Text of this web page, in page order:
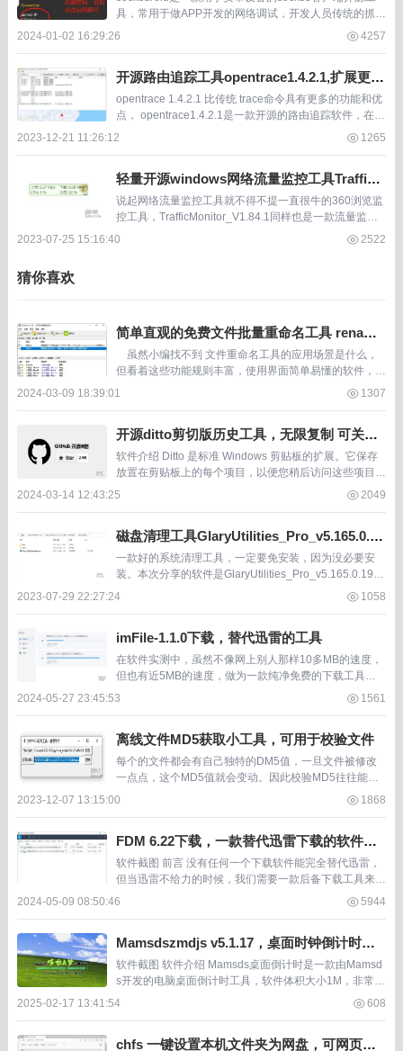
具，常用于做APP开发的网络调试，开发人员传统的抓包
软件在新版安卓已经失效， socksdroid 目前在github上
2024-01-02 16:29:26 4257
开源路由追踪工具opentrace1.4.2.1,扩展更多
有用功能的trace
opentrace 1.4.2.1 比传统 trace命令具有更多的功能和优
点， opentrace1.4.2.1是一款开源的路由追踪软件，在git
hub上已获1.4k star，使用它之后就再不需...
2023-12-21 11:26:12 1265
轻量开源windows网络流量监控工具TrafficM
onitor_V1.84.1
说起网络流量监控工具就不得不提一直很牛的360浏览监
控工具，TrafficMonitor_V1.84.1同样也是一款流量监控
工具，并且还具备流量历史保存，让你可以看到以前每天
2023-07-25 15:16:40 2522
猜你喜欢
简单直观的免费文件批量重命名工具 rename
r 7.5
虽然小编找不到 文件重命名工具的应用场景是什么，
但看着这些功能规则丰富，使用界面简单易懂的软件，还
是忍不住给开发软件的作者点赞。 &n...
2024-03-09 18:39:01 1307
开源ditto剪切版历史工具，无限复制 可关机
保留
软件介绍 Ditto 是标准 Windows 剪贴板的扩展。它保存
放置在剪贴板上的每个项目，以便您稍后访问这些项目中
的任何一个。Ditto 允许您保存可以放在剪贴板上的任何
2024-03-14 12:43:25 2049
磁盘清理工具GlaryUtilities_Pro_v5.165.0.19
1_Portable免安装便携专业版
一款好的系统清理工具，一定要免安装，因为没必要安
装。本次分享的软件是GlaryUtilities_Pro_v5.165.0.191,
网上比较流行的一款清理工具，能够进行磁盘、注册表等
2023-07-29 22:27:24 1058
imFile-1.1.0下载，替代迅雷的工具
在软件实测中，虽然不像网上别人那样10多MB的速度，
但也有近5MB的速度，做为一款纯净免费的下载工具来
讲，这个速度已经不错了。 软件截图 软件介绍 imFile是
2024-05-27 23:45:53 1561
离线文件MD5获取小工具，可用于校验文件
每个的文件都会有自己独特的DM5值，一旦文件被修改
一点点，这个MD5值就会变动。因此校验MD5往往能够
对比文件是否被修改过。我们经常会看到一些网站或论坛
2023-12-07 13:15:00 1868
FDM 6.22下载，一款替代迅雷下载的软件，
无任何限制
软件截图 前言 没有任何一个下载软件能完全替代迅雷，
但当迅雷不给力的时候，我们需要一款后备下载工具来解
决下载的需求。 迅雷最常见的问题有两个， 1、应XX方
2024-05-09 08:50:46 5944
Mamsdszmdjs v5.1.17，桌面时钟倒计时软
件，能嵌入桌面背景
软件截图 软件介绍 Mamsds桌面倒计时是一款由Mamsd
s开发的电脑桌面倒计时工具，软件体积大小1M，非常经
量。 适用于个人目标提示、企业目标提示等多种场景。
2025-02-17 13:41:54 608
chfs 一键设置本机文件夹为网盘，可网页访